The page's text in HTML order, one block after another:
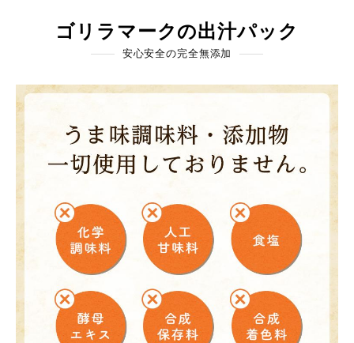
ゴリラマークの出汁パック
安心安全の完全無添加